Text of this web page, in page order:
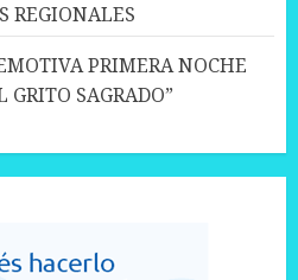
REGIONALES
PRIMERA NOCHE
GRITO SAGRADO”